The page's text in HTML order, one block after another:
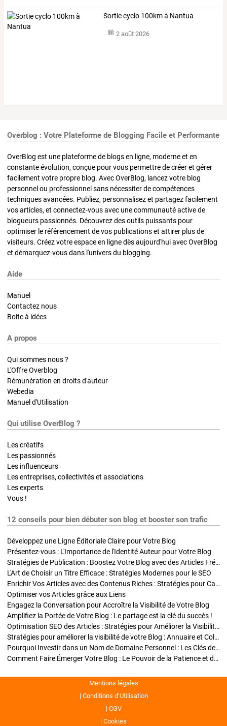
Sortie cyclo 100km à Nantua
2 août 2026
Overblog : Votre Plateforme de Blogging Facile et Performante
OverBlog est une plateforme de blogs en ligne, moderne et en
constante évolution, conçue pour vous permettre de créer et gérer
facilement votre propre blog. Avec OverBlog, lancez votre blog
personnel ou professionnel sans nécessiter de compétences
techniques avancées. Publiez, personnalisez et partagez facilement
vos articles, et connectez-vous avec une communauté active de
blogueurs passionnés. Découvrez des outils puissants pour
optimiser le référencement de vos publications et attirer plus de
visiteurs. Créez votre espace en ligne dès aujourd'hui avec OverBlog
et démarquez-vous dans l'univers du blogging.
Aide
Manuel
Contactez nous
Boite à idées
A propos
Qui sommes nous ?
L'Offre Overblog
Rémunération en droits d'auteur
Webedia
Manuel d'Utilisation
Qui utilise OverBlog ?
Les créatifs
Les passionnés
Les influenceurs
Les entreprises, collectivités et associations
Les experts
Vous !
12 conseils pour bien débuter son blog et booster son trafic
Développez une Ligne Éditoriale Claire pour Votre Blog
Présentez-vous : L'Importance de l'Identité Auteur pour Votre Blog
Stratégies de Publication : Boostez Votre Blog avec des Articles Fréquents et Exclusifs
L'Art de Choisir un Titre Efficace : Stratégies Modernes pour le SEO
Enrichir Vos Articles avec des Contenus Riches : Stratégies pour Captiver et Optimiser
Optimiser vos Articles grâce aux Liens
Engagez la Conversation pour Accroître la Visibilité de Votre Blog
Amplifiez la Portée de Votre Blog : Le partage est la clé du succès !
Optimisation SEO des Articles : Stratégies pour Améliorer la Visibilité de Votre Blog
Stratégies pour améliorer la visibilité de votre Blog : Annuaire et Collaborations
Pourquoi Investir dans un Nom de Domaine Personnel : Les Clés de la Réussite de Votre Blog
Comment Faire Émerger Votre Blog : Le Pouvoir de la Patience et de la Persévérance
Mentions légales
Conditions d’Utilisation
CGV
Cookies